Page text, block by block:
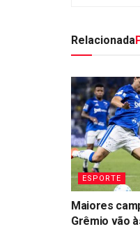
Relacionada
ESPORTE
Maiores
Grêmio vão